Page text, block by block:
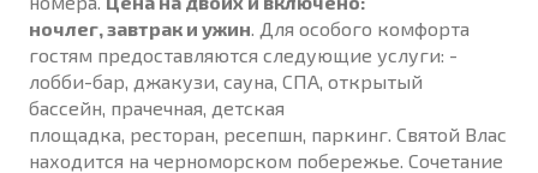
ночлег, завтрак и ужин. Для особого комфорта
гостям предоставляются следующие услуги: -
лобби-бар, джакузи, сауна, СПА, открытый
бассейн, прачечная, детская
площадка, ресторан, ресепшн, паркинг. Святой Влас
находится на черноморском побережье. Сочетание